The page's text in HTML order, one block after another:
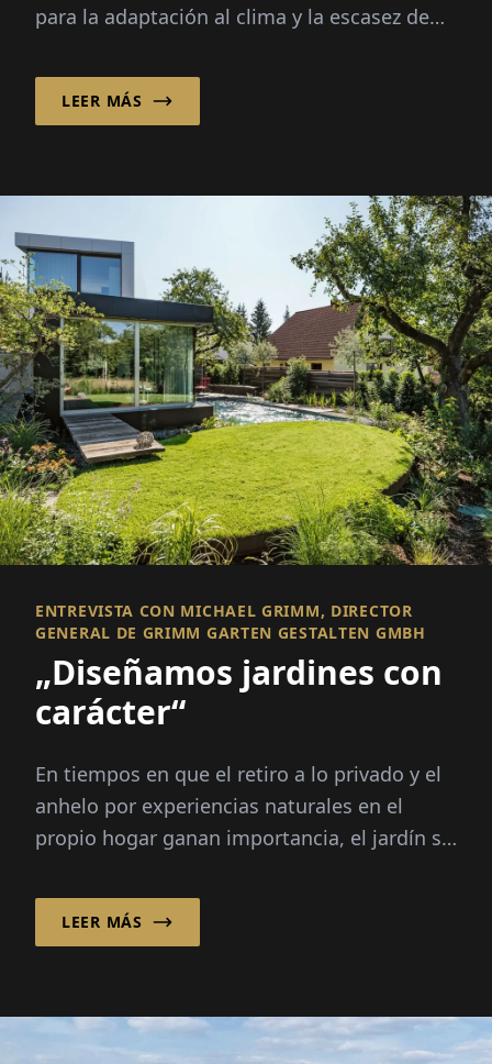
para la adaptación al clima y la escasez de
futuro propio para la digitalización y la IA.
LEER MÁS
ENTREVISTA CON MICHAEL GRIMM, DIRECTOR
GENERAL DE GRIMM GARTEN GESTALTEN GMBH
„Diseñamos jardines con
carácter“
En tiempos en que el retiro a lo privado y el
anhelo por experiencias naturales en el
propio hogar ganan importancia, el jardín se
para diseños de vida individuales.
LEER MÁS